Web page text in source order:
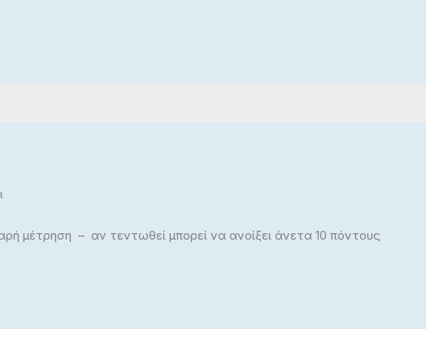
μέτρηση – αν τεντωθεί μπορεί να ανοίξει άνετα 10 πόντους